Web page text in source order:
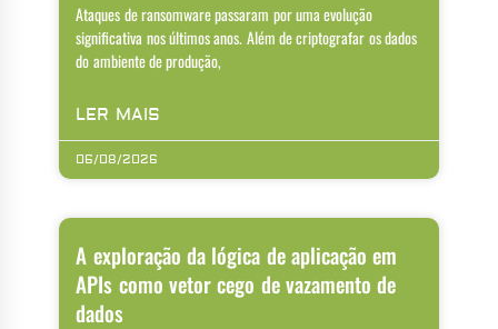
Ataques de ransomware passaram por uma evolução
significativa nos últimos anos. Além de criptografar os dados
do ambiente de produção,
LER MAIS
06/08/2026
A exploração da lógica de aplicação em
APIs como vetor cego de vazamento de
dados